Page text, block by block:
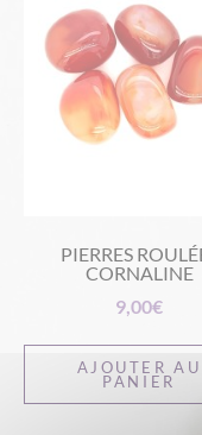
PIERRES
CORNALINE
9,00€
AJOUTER AU
PANIER